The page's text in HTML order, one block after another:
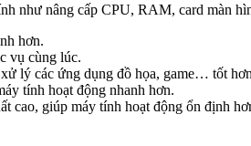
như nâng cấp CPU, RAM, card màn
hơn.
vụ cùng lúc.
lý các ứng dụng đồ họa, game… tốt
tính hoạt động nhanh hơn.
cao, giúp máy tính hoạt động ổn định